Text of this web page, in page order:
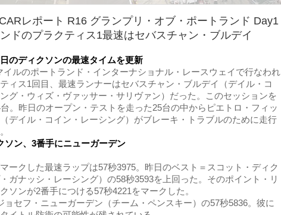
レポート R16 グランプリ・オブ・ポートランド Day1
ンドのプラクティス1最速はセバスチャン・ブルデイ
のディクソンの最速タイムを更新
ルのポートランド・インターナショナル・レースウェイで行なわれ
ィス1回目、最速ランナーはセバスチャン・ブルデイ（デイル・コ
グ・ウィズ・ヴァッサー・サリヴァン）だった。このセッションを
。昨日のオープン・テストを走った25台の中からピエトロ・フィッ
デイル・コイン・レーシング）がブレーキ・トラブルのために走行
ソン、3番手にニューガーデン
ークした最速ラップは57秒3975。昨日のベスト＝スコット・ディク
ガナッシ・レーシング）の58秒3593を上回った。そのポイント・リ
ソンが2番手につける57秒4221をマークした。
セフ・ニューガーデン（チーム・ペンスキー）の57秒5836。彼に